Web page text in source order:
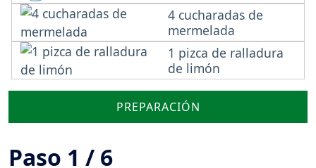
4 cucharadas de
mermelada
1 pizca de ralladura
de limón
PREPARACIÓN
Paso 1 / 6